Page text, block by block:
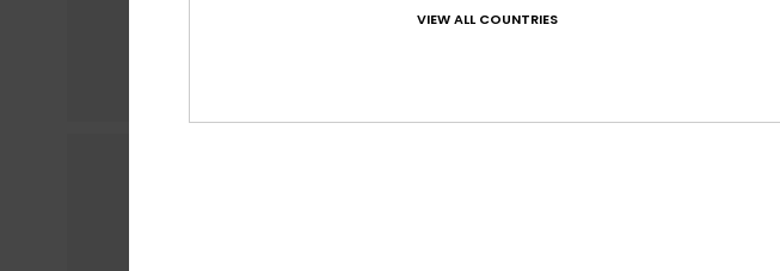
VIEW ALL COUNTRIES